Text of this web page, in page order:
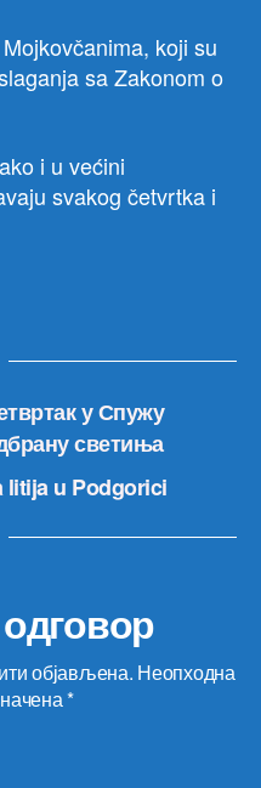
koji su
sa Zakonom o
i u većini
svakog četvrtka i
у Спужу
светиња
litija u Podgorici
објављена. Неопходна
*